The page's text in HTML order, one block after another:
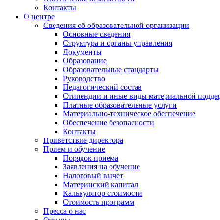
Контакты
О центре
Сведения об образовательной организации
Основные сведения
Структура и органы управления
Документы
Образование
Образовательные стандарты
Руководство
Педагогический состав
Стипендии и иные виды материальной
Платные образовательные услуги
Материально-техническое обеспечение
Обеспечение безопасности
Контакты
Приветствие директора
Прием и обучение
Порядок приема
Заявления на обучение
Налоговый вычет
Материнский капитал
Калькулятор стоимости
Стоимость программ
Пресса о нас